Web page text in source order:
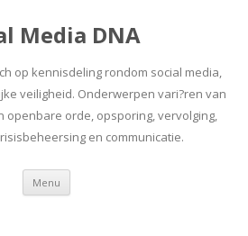
Media DNA
op kennisdeling rondom social media,
veiligheid. Onderwerpen vari?ren van
openbare orde, opsporing, vervolging,
en communicatie.
Menu Spring
inhoud